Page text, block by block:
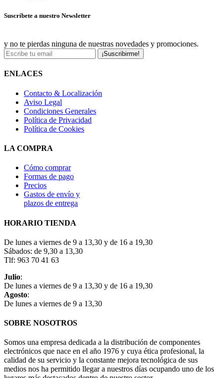
Suscríbete a nuestro Newsletter
y no te pierdas ninguna de nuestras novedades y promociones.
¡Suscribirme!
ENLACES
Contacto & Localización
Aviso Legal
Condiciones Generales
Política de Privacidad
Política de Cookies
LA COMPRA
Cómo comprar
Formas de pago
Precios
Gastos de envío y
plazos de entrega
HORARIO TIENDA
De lunes a viernes de 9 a 13,30 y de 16 a 19,30
Sábados: de 9,30 a 13,30
Tlf: 963 70 41 63
Julio:
De lunes a viernes de 9 a 13,30 y de 16 a 19,30
Agosto:
De lunes a viernes de 9 a 13,30
SOBRE NOSOTROS
Somos una empresa dedicada a la distribución de componentes
electrónicos que nace en el año 1976 y cuya ética profesional, la
calidad de su servicio y la constante mejora tecnológica de sus
medios nos ha permitido llegar a nuestros días ocupando uno de los